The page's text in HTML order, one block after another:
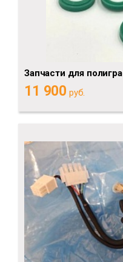
Запчасти для
11 900 руб.